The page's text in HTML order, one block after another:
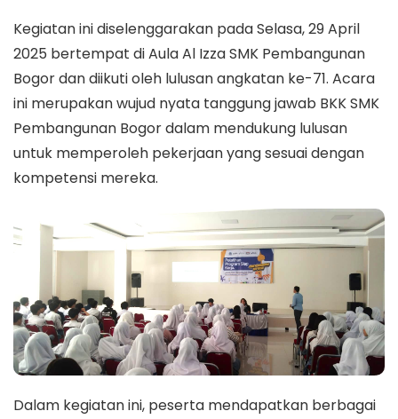
Kegiatan ini diselenggarakan pada Selasa, 29 April
2025 bertempat di Aula Al Izza SMK Pembangunan
Bogor dan diikuti oleh lulusan angkatan ke-71. Acara
ini merupakan wujud nyata tanggung jawab BKK SMK
Pembangunan Bogor dalam mendukung lulusan
untuk memperoleh pekerjaan yang sesuai dengan
kompetensi mereka.
Dalam kegiatan ini, peserta mendapatkan berbagai